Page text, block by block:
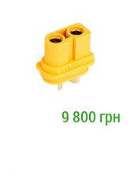
9 800 грн